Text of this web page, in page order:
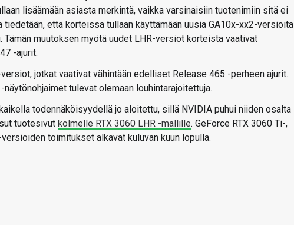
lisäämään asiasta merkintä, vaikka varsinaisiin tuotenimiin sitä ei
että korteissa tullaan käyttämään uusia GA10x-xx2-versioita
muutoksen myötä uudet LHR-versiot korteista vaativat
-ajurit.
jotkat vaativat vähintään edelliset Release 465 -perheen ajurit.
tulevat olemaan louhintarajoitettuja.
todennäköisyydellä jo aloitettu, sillä NVIDIA puhui niiden osalta
tuotesivut kolmelle RTX 3060 LHR -mallille. GeForce RTX 3060 Ti-,
toimitukset alkavat kuluvan kuun lopulla.